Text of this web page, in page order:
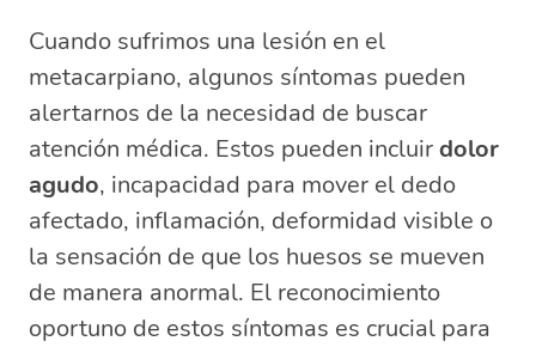
Cuando sufrimos una lesión en el
metacarpiano, algunos síntomas pueden
alertarnos de la necesidad de buscar
atención médica. Estos pueden incluirdolor
agudo, incapacidad para mover el dedo
afectado, inflamación, deformidad visible o
la sensación de que los huesos se mueven
de manera anormal. El reconocimiento
oportuno de estos síntomas es crucial para